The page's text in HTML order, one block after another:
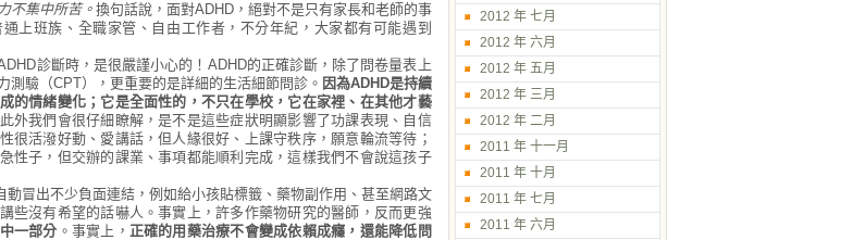
不集中所苦。 換句話說，面對ADHD，絕對不是只有家長和老師的事
上班族、全職家管、自由工作者，不分年紀，大家都有可能遇到
診斷時，是很嚴謹小心的！ADHD的正確診斷，除了問卷量表上
測驗（CPT），更重要的是詳細的生活細節問診。 因為ADHD是持續
的情緒變化；它是全面性的，不只在學校，它在家裡、在其他才藝
此外我們會很仔細瞭解，是不是這些症狀明顯影響了功課表現、自信
很活潑好動、愛講話，但人緣很好、上課守秩序，願意輪流等待；
性子，但交辦的課業、事項都能順利完成，這樣我們不會說這孩子
動冒出不少負面連結，例如給小孩貼標籤、藥物副作用、甚至網路文
些沒有希望的話嚇人。事實上，許多作藥物研究的醫師，反而更強
一部分 。事實上， 正確的用藥治療不會變成依賴成癮，還能降低問
2012 年 七月
2012 年 六月
2012 年 五月
2012 年 三月
2012 年 二月
2011 年 十一月
2011 年 十月
2011 年 七月
2011 年 六月